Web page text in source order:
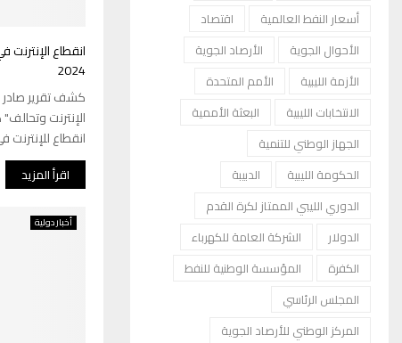
2024
كشف تقرير
انقطاع للإنترنت في 15 دولة
اقرأ المزيد
أخبار دولية
أسعار النفط العالمية
اقتصاد
الأحوال الجوية
الأرصاد الجوية
الأزمة الليبية
الأمم المتحدة
الانتخابات الليبية
البعثة الأممية
الجهاز الوطني للتنمية
الحكومة الليبية
الدبيبة
الدوري الليبي الممتاز لكرة القدم
الدولار
الشركة العامة للكهرباء
الكفرة
المؤسسة الوطنية للنفط
المجلس الرئاسي
المركز الوطني للأرصاد الجوية